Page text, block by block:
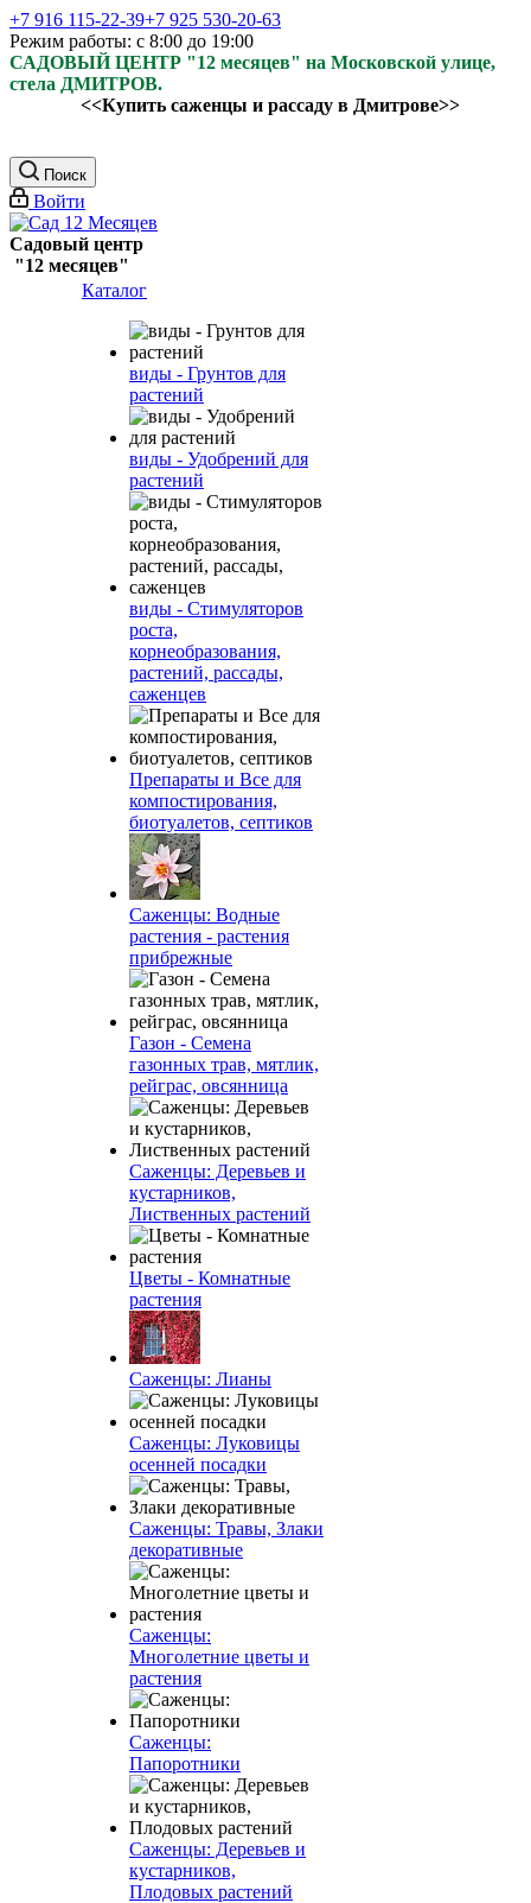
+7 916 115-22-39+7 925 530-20-63
Режим работы: с 8:00 до 19:00
САДОВЫЙ ЦЕНТР "12 месяцев" на Московской улице,
стела ДМИТРОВ.
<<Купить саженцы и рассаду в Дмитрове>>
Поиск
Войти
Садовый центр
"12 месяцев"
Каталог
виды - Грунтов для
растений
виды - Удобрений для
растений
виды - Стимуляторов
роста,
корнеобразования,
растений, рассады,
саженцев
Препараты и Все для
компостирования,
биотуалетов, септиков
Саженцы: Водные
растения - растения
прибрежные
Газон - Семена
газонных трав, мятлик,
рейграс, овсянница
Саженцы: Деревьев и
кустарников,
Лиственных растений
Цветы - Комнатные
растения
Саженцы: Лианы
Саженцы: Луковицы
осенней посадки
Саженцы: Травы, Злаки
декоративные
Саженцы:
Многолетние цветы и
растения
Саженцы:
Папоротники
Саженцы: Деревьев и
кустарников,
Плодовых растений